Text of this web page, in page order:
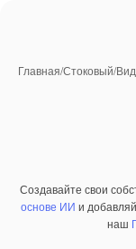
Главная/Стоковый/
Премиум
Создавайте свои
основе ИИ и
наш